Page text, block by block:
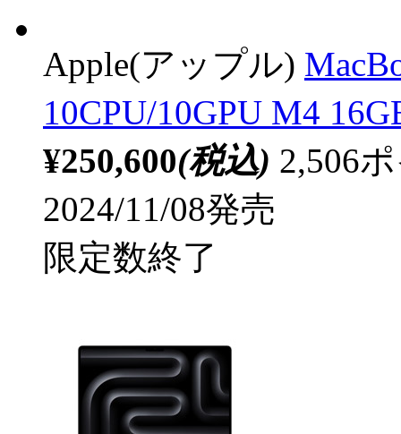
Apple(アップル)
10CPU/10GPU M4
¥250,600(税込) 2,506
2024/11/08発売
限定数終了